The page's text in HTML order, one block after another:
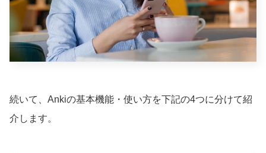
続いて、Ankiの基本機能・使い方を下記の4つに分けて紹
介します。